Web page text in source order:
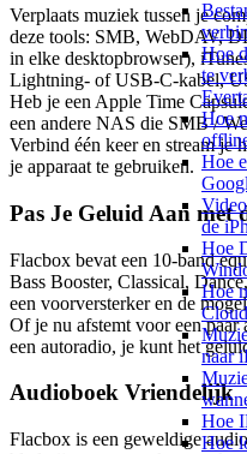
Hoe
te
Hoe
Hoe
de
Hoe
Hoe
naar
Hoe
Hoe
Verplaats muziek tussen je
deze tools: SMB, WebDAV,
in elke desktopbrowser),
Lightning- of USB-C-kabel,
Heb je een Apple Time
een andere NAS die SMB /
Verbind één keer en stream je
je apparaat te gebruiken.
Pas Je Geluid Aan met
Flacbox bevat een 10-band
Bass Booster, Classical,
een voorversterker en de
Of je nu afstemt voor een
een autoradio, je kunt het
Audioboek Vriendelijk
Flacbox is een geweldige